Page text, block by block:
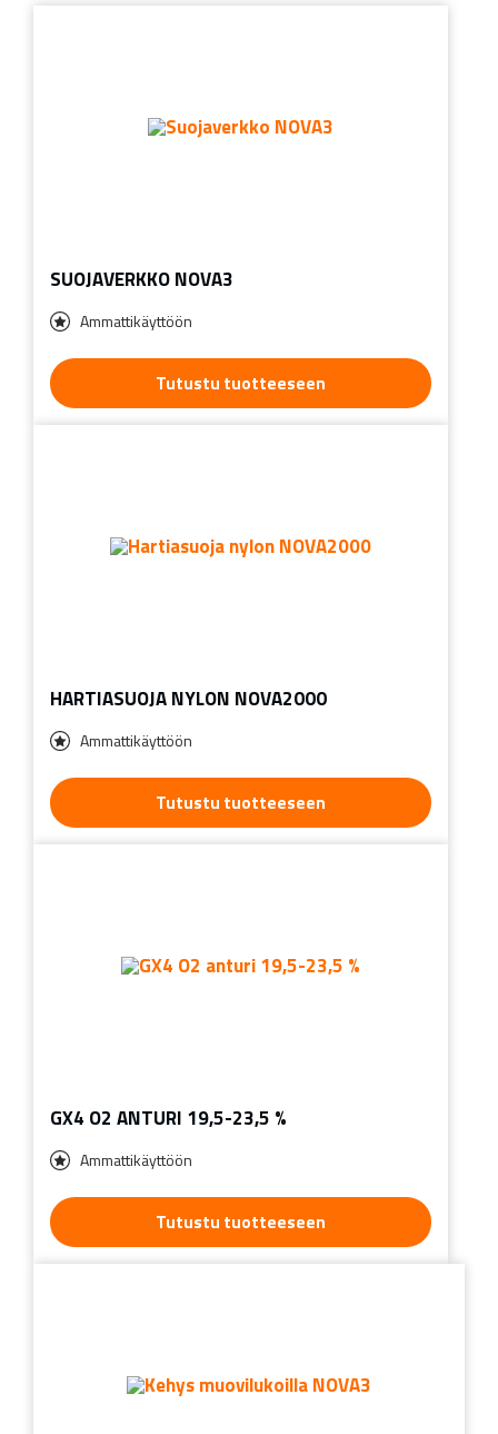
SUOJAVERKKO NOVA3
Ammattikäyttöön
Tutustu tuotteeseen
HARTIASUOJA NYLON NOVA2000
Ammattikäyttöön
Tutustu tuotteeseen
GX4 O2 ANTURI 19,5-23,5 %
Ammattikäyttöön
Tutustu tuotteeseen